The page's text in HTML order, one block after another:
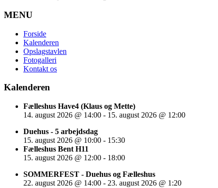
MENU
Forside
Kalenderen
Opslagstavlen
Fotogalleri
Kontakt os
Kalenderen
Fælleshus Have4 (Klaus og Mette)
14. august 2026 @ 14:00 - 15. august 2026 @ 12:00
Duehus - 5 arbejdsdag
15. august 2026 @ 10:00 - 15:30
Fælleshus Bent H11
15. august 2026 @ 12:00 - 18:00
SOMMERFEST - Duehus og Fælleshus
22. august 2026 @ 14:00 - 23. august 2026 @ 1:20